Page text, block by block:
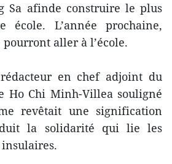
Sa afinde construire le plus
école. L’année prochaine,
aller à l’école.
en chef adjoint du
Ho Chi Minh-Villea souligné
revêtait une signification
la solidarité qui lie les